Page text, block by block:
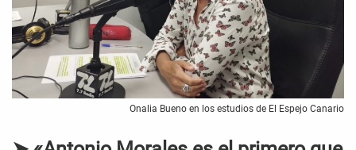
Onalia Bueno en los estudios de El Espejo Canario